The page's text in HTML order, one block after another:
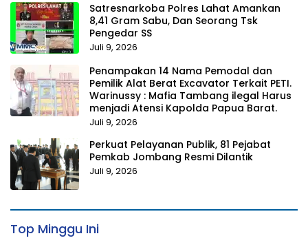
Satresnarkoba Polres Lahat Amankan
8,41 Gram Sabu, Dan Seorang Tsk
Pengedar SS
Juli 9, 2026
Penampakan 14 Nama Pemodal dan
Pemilik Alat Berat Excavator Terkait PETI.
Warinussy : Mafia Tambang ilegal Harus
menjadi Atensi Kapolda Papua Barat.
Juli 9, 2026
Perkuat Pelayanan Publik, 81 Pejabat
Pemkab Jombang Resmi Dilantik
Juli 9, 2026
Top Minggu Ini